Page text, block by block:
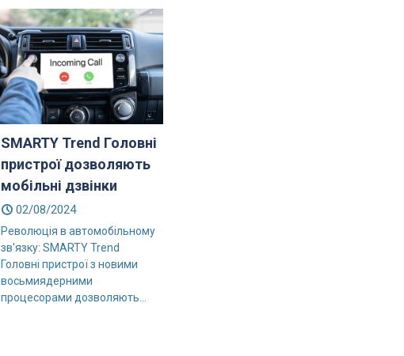
SMARTY Trend Головні
пристрої дозволяють
мобільні дзвінки
02/08/2024
Революція в автомобільному
зв'язку: SMARTY Trend
Головні пристрої з новими
восьмиядерними
процесорами дозволяють...